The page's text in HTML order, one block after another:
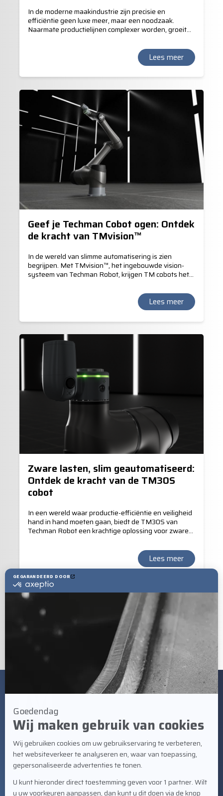
In de moderne maakindustrie zijn precisie en
efficiëntie geen luxe meer, maar een noodzaak.
Naarmate productielijnen complexer worden, groeit
kwaliteitscontrole. TM AI+ AOI Edge, de
geavanceerde vision-software van Techman, biedt
een revolutionaire oplossing voor visuele inspectie.
Lees meer
Geef je Techman Cobot ogen: Ontdek
de kracht van TMvision™
In de wereld van slimme automatisering is zien
begrijpen. Met TMvision™, het ingebouwde vision-
systeem van Techman Robot, krijgen TM cobots het
herkennen, bar- en QR codes te lezen. TMvision™
maakt mede het "Landmark"principe mogelijk.
Hiermee verstrekt TM het mobiele karakter van de
verplaats bare TM Cobot en de automatische
Lees meer
Zware lasten, slim geautomatiseerd:
Ontdek de kracht van de TM30S
cobot
In een wereld waar productie-efficiëntie en veiligheid
hand in hand moeten gaan, biedt de TM30S van
Techman Robot een krachtige oplossing voor zware
(cobot) is speciaal ontworpen om zware taken zoals
palletiseren, depalletiseren en materiaalverplaatsing
te automatiseren—zonder in te leveren op precisie of
flexibiliteit.
Lees meer
Nieuwsoverzicht
BEZOEKADRES
Staalindustrieweg 21
NL-2952 AT Alblasserdam
CONTACT
+31 78 69 170 11
info@valkwelding.com